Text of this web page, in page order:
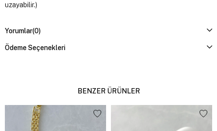
uzayabilir.)
Yorumlar(0)
Ödeme Seçenekleri
BENZER ÜRÜNLER